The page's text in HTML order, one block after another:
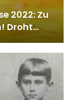
2022: Zu
Droht…